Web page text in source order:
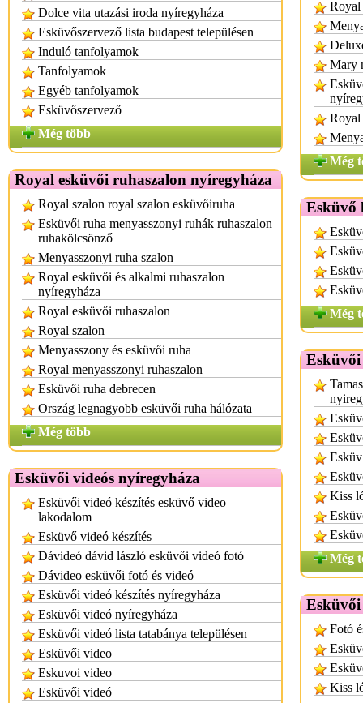
Dolce vita utazási iroda nyíregyháza
Esküvőszervező lista budapest településen
Induló tanfolyamok
Tanfolyamok
Egyéb tanfolyamok
Esküvőszervező
Még több
Royal esküvői ruhaszalon nyíregyháza
Royal szalon royal szalon esküvőiruha
Esküvői ruha menyasszonyi ruhák ruhaszalon
ruhakölcsönző
Menyasszonyi ruha szalon
Royal esküvői és alkalmi ruhaszalon
nyíregyháza
Royal esküvői ruhaszalon
Royal szalon
Menyasszony és esküvői ruha
Royal menyasszonyi ruhaszalon
Esküvői ruha debrecen
Ország legnagyobb esküvői ruha hálózata
Még több
Esküvői videós nyíregyháza
Esküvői videó készítés esküvő video
lakodalom
Esküvő videó készítés
Dávideó dávid lászló esküvői videó fotó
Dávideo esküvői fotó és videó
Esküvői videó készítés nyíregyháza
Esküvői videó nyíregyháza
Esküvői videó lista tatabánya településen
Esküvői video
Eskuvoi video
Esküvői videó
Royal
Mary
Royal
Még
Esküvő
Még
Esküvői
Kiss
Még
Fotó
Kiss